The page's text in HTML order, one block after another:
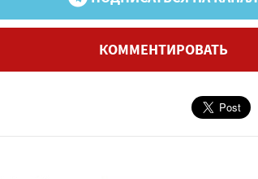
КОММЕНТИРОВАТЬ